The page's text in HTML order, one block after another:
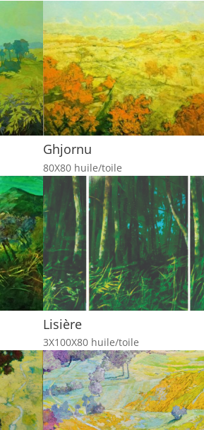
Ghjornu
80X80 huile/toile
Lisière
3X100X80 huile/toile